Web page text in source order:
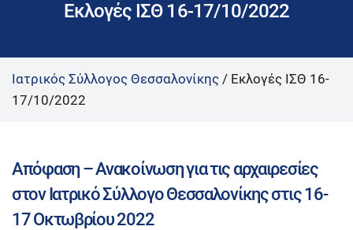
m
Εκλογές ΙΣΘ 16-17/10/2022
Ιατρικός Σύλλογος Θεσσαλονίκης / Εκλογές ΙΣΘ 16-
17/10/2022
Απόφαση – Ανακοίνωση για τις αρχαιρεσίες
στον Ιατρικό Σύλλογο Θεσσαλονίκης στις 16-
17 Οκτωβρίου 2022